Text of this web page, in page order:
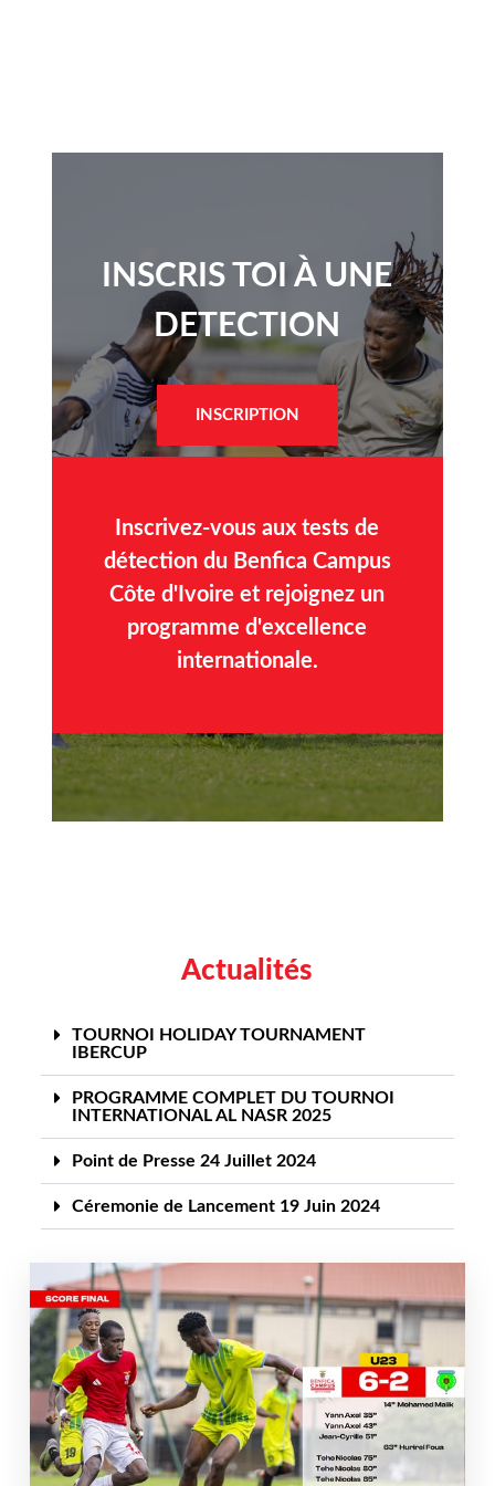
INSCRIS TOI À UNE
DETECTION​
INSCRIPTION
Inscrivez-vous aux tests de
détection du Benfica Campus
Côte d'Ivoire et rejoignez un
programme d'excellence
internationale.
Actualités
TOURNOI HOLIDAY TOURNAMENT
IBERCUP
PROGRAMME COMPLET DU TOURNOI
INTERNATIONAL AL NASR 2025
Point de Presse 24 Juillet 2024
Céremonie de Lancement 19 Juin 2024